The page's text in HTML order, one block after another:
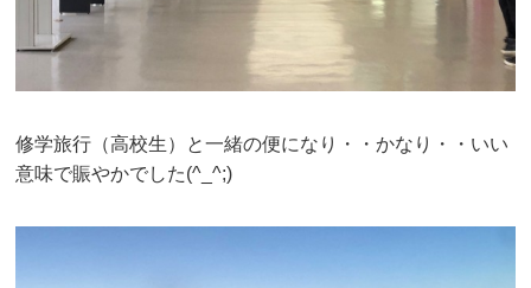
修学旅行（高校生）と一緒の便になり・・かなり・・いい
意味で賑やかでした(^_^;)